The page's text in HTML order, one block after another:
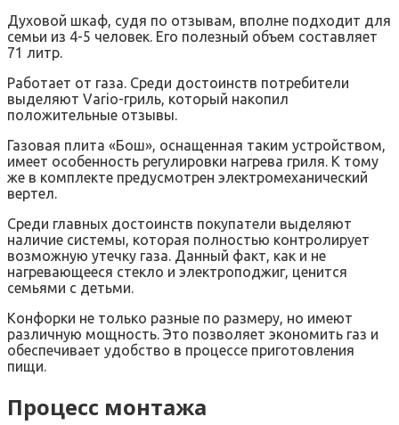
Духовой шкаф, судя по отзывам, вполне подходит для
семьи из 4-5 человек. Его полезный объем составляет
71 литр.
Работает от газа. Среди достоинств потребители
выделяют Vario-гриль, который накопил
положительные отзывы.
Газовая плита «Бош», оснащенная таким устройством,
имеет особенность регулировки нагрева гриля. К тому
же в комплекте предусмотрен электромеханический
вертел.
Среди главных достоинств покупатели выделяют
наличие системы, которая полностью контролирует
возможную утечку газа. Данный факт, как и не
нагревающееся стекло и электроподжиг, ценится
семьями с детьми.
Конфорки не только разные по размеру, но имеют
различную мощность. Это позволяет экономить газ и
обеспечивает удобство в процессе приготовления
пищи.
Процесс монтажа